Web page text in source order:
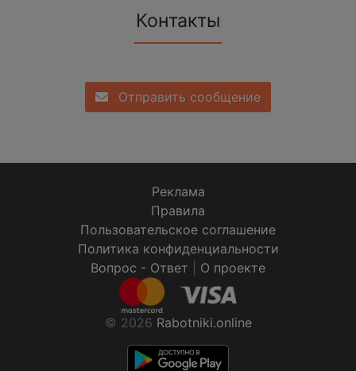
Контакты
Отправить сообщение
Реклама
Правила
Пользовательское соглашение
Политика конфиденциальности
Вопрос - Ответ
О проекте
© 2026 Rabotniki.online